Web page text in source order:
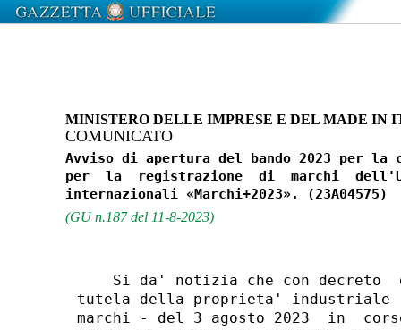
MINISTERO DELLE IMPRESE E DEL MADE IN
COMUNICATO
Avviso di apertura del bando 2023 per la
per  la  registrazione  di  marchi
(GU n.187 del 11-8-2023)
Si da' notizia che con decreto
tutela della proprieta'
marchi - del 3 agosto 2023  in